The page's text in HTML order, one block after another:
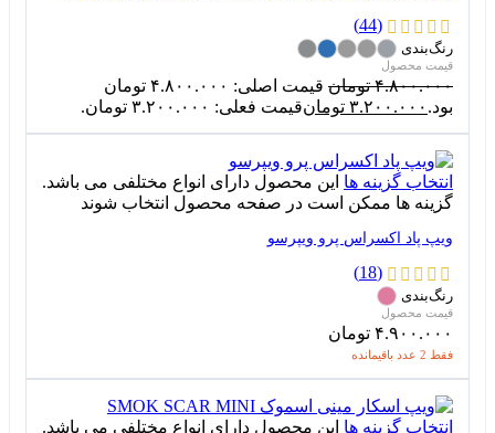
(44)
رنگ‌بندی
۴.۸۰۰.۰۰۰ تومان
قیمت اصلی: ۴.۸۰۰.۰۰۰ تومان
بود. ۳.۲۰۰.۰۰۰ تومانقیمت فعلی: ۳.۲۰۰.۰۰۰ تومان.
انتخاب گزینه ها این محصول دارای انواع مختلفی می باشد.
گزینه ها ممکن است در صفحه محصول انتخاب شوند
ویپ پاد اکسراس پرو ویپرسو
(18)
رنگ‌بندی
۴.۹۰۰.۰۰۰ تومان
فقط 2 عدد باقیمانده
انتخاب گزینه ها این محصول دارای انواع مختلفی می باشد.